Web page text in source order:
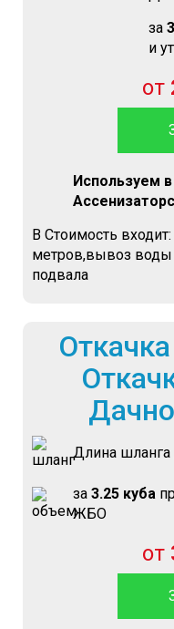
за
и
от
Используем
В Стоимость
метров,вывоз воды
подвала
Длина шланга
за 3.25 куба
ЖБО
от